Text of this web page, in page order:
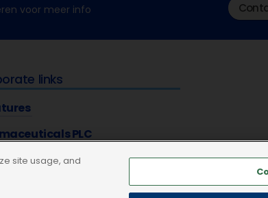
voor meer info
links
PLC
site usage, and